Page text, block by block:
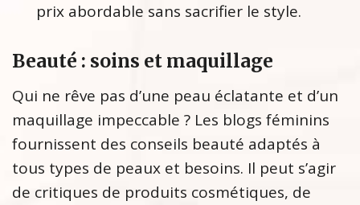
prix abordable sans sacrifier le style.
Beauté : soins et maquillage
Qui ne rêve pas d’une peau éclatante et d’un
maquillage impeccable ? Les blogs féminins
fournissent des conseils beauté adaptés à
tous types de peaux et besoins. Il peut s’agir
de critiques de produits cosmétiques, de